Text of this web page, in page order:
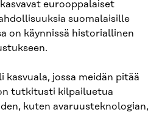
eurooppalaiset
suomalaisille
on käynnissä historiallinen
kasvuala, jossa meidän pitää
tutkitusti kilpailuetua
kuten avaruusteknologian,